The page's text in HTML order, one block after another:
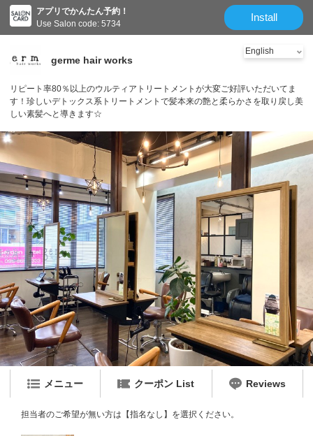
アプリでかんたん予約！
Use Salon code: 5734
Install
germe hair works
リピート率80％以上のウルティアトリートメントが大変ご好評いただいてま
す！珍しいデトックス系トリートメントで髪本来の艶と柔らかさを取り戻し美
しい素髪へと導きます☆
メニュー クーポン List Reviews
担当者のご希望が無い方は【指名なし】を選択ください。